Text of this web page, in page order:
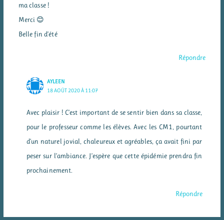
ma classe !
Merci 😊
Belle fin d’été
Répondre
AYLEEN
18 AOÛT 2020 À 11:07
Avec plaisir ! C’est important de se sentir bien dans sa classe,
pour le professeur comme les élèves. Avec les CM1, pourtant
d’un naturel jovial, chaleureux et agréables, ça avait fini par
peser sur l’ambiance. J’espère que cette épidémie prendra fin
prochainement.
Répondre